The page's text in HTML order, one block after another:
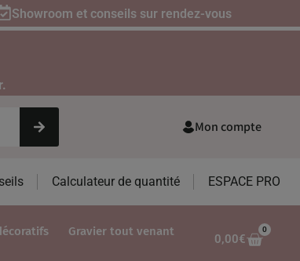
Showroom et conseils sur rendez-vous
Mon compte
Calculateur de quantité ESPACE PRO
Gravier tout venant
0,00€
0